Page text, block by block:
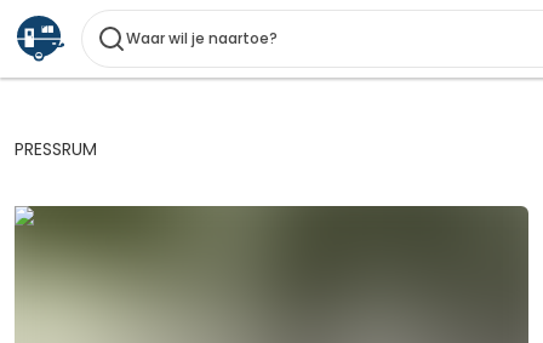
Waar wil je naartoe?
PRESSRUM